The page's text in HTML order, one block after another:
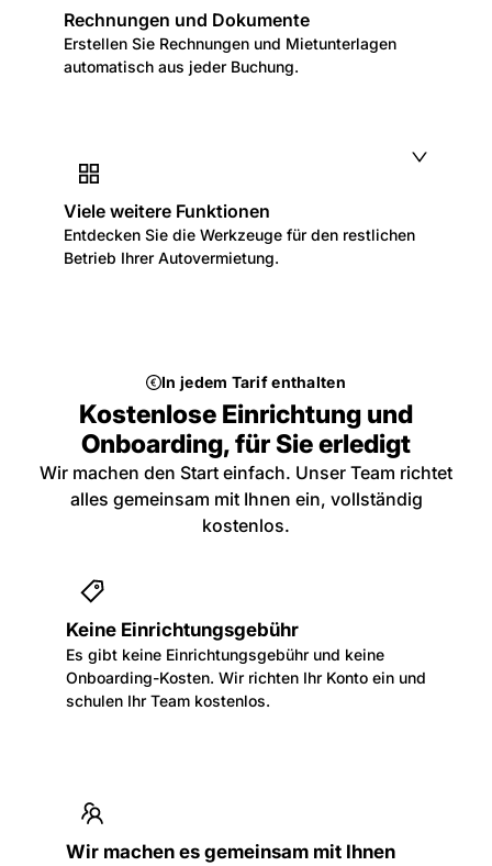
Rechnungen und Dokumente
Erstellen Sie Rechnungen und Mietunterlagen
automatisch aus jeder Buchung.
Viele weitere Funktionen
Entdecken Sie die Werkzeuge für den restlichen
Betrieb Ihrer Autovermietung.
In jedem Tarif enthalten
Kostenlose Einrichtung und
Onboarding, für Sie erledigt
Wir machen den Start einfach. Unser Team richtet
alles gemeinsam mit Ihnen ein, vollständig
kostenlos.
Keine Einrichtungsgebühr
Es gibt keine Einrichtungsgebühr und keine
Onboarding-Kosten. Wir richten Ihr Konto ein und
schulen Ihr Team kostenlos.
Wir machen es gemeinsam mit Ihnen